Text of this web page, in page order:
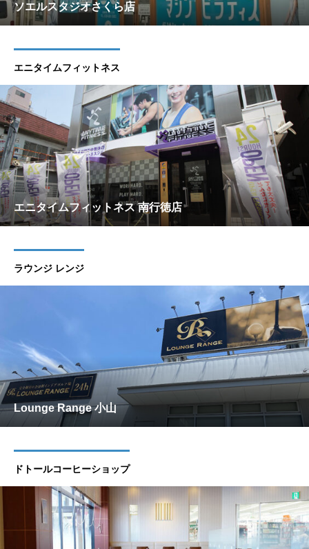
ソエルスタジオさくら店
エニタイムフィットネス
エニタイムフィットネス 南行徳店
ラウンジ レンジ
Lounge Range 小山
ドトールコーヒーショップ